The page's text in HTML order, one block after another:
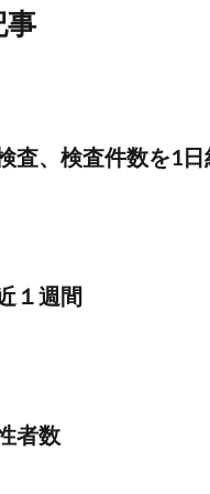
事
査、検査件数を1
１週間
者数